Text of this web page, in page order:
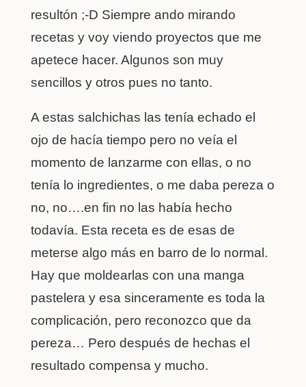
resultón ;-D Siempre ando mirando
recetas y voy viendo proyectos que me
apetece hacer. Algunos son muy
sencillos y otros pues no tanto.
A estas salchichas las tenía echado el
ojo de hacía tiempo pero no veía el
momento de lanzarme con ellas, o no
tenía lo ingredientes, o me daba pereza o
no, no….en fin no las había hecho
todavía. Esta receta es de esas de
meterse algo más en barro de lo normal.
Hay que moldearlas con una manga
pastelera y esa sinceramente es toda la
complicación, pero reconozco que da
pereza… Pero después de hechas el
resultado compensa y mucho.